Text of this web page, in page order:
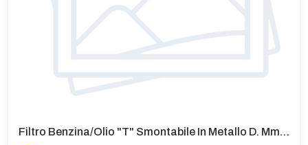
Filtro Benzina/Olio "T" Smontabile In Metallo D. Mm 8 Per BMW Tutti I Modelli